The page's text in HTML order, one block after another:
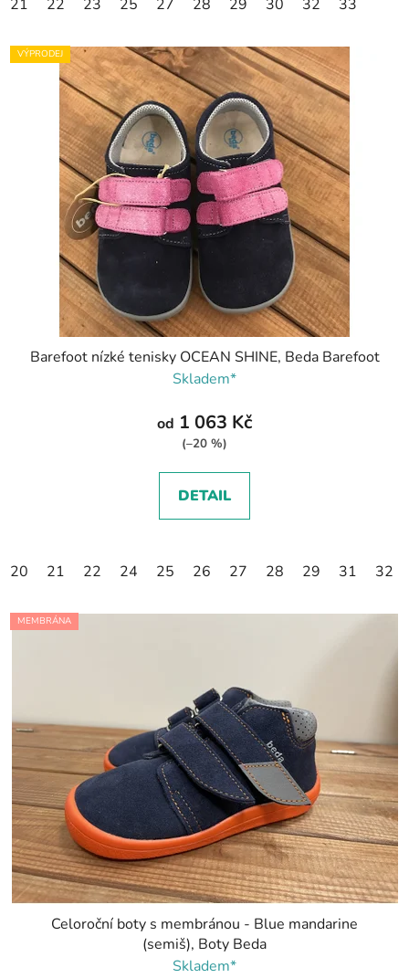
21 22 23 25 27 28 29 30 32 33
VÝPRODEJ
Barefoot nízké tenisky OCEAN SHINE, Beda Barefoot
Skladem*
od 1 063 Kč
(–20 %)
DETAIL
20 21 22 24 25 26 27 28 29 31 32
MEMBRÁNA
Celoroční boty s membránou - Blue mandarine
(semiš), Boty Beda
Skladem*